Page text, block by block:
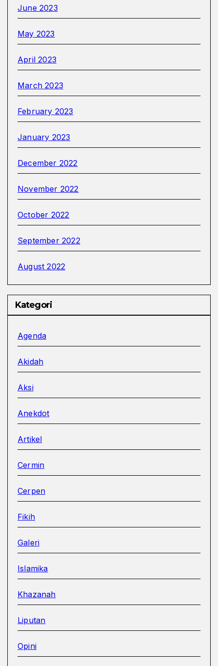
June 2023
May 2023
April 2023
March 2023
February 2023
January 2023
December 2022
November 2022
October 2022
September 2022
August 2022
Kategori
Agenda
Akidah
Aksi
Anekdot
Artikel
Cermin
Cerpen
Fikih
Galeri
Islamika
Khazanah
Liputan
Opini